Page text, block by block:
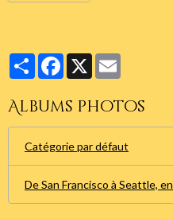
PartagerFacebook
X
Albums photos
Catégorie par défaut
De San Francisco à Seattle,